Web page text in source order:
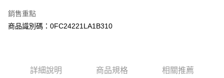
台灣樂天信用卡公司
大哥付你分期
相關說明
流程，驗證手機門號後，選擇欲分期的期數、繳款截止日，確認付款後即完
【關於「AFTEE先享後付」】
銷售重點
商品識別碼：0FC24221LA1B310
詳細說明 商品規格 相關推薦